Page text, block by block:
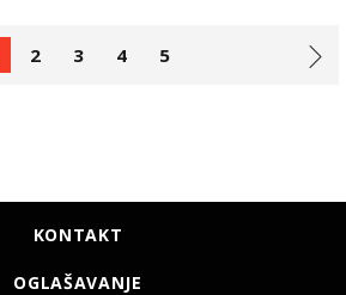
2 3 4 5
KONTAKT
OGLAŠAVANJE